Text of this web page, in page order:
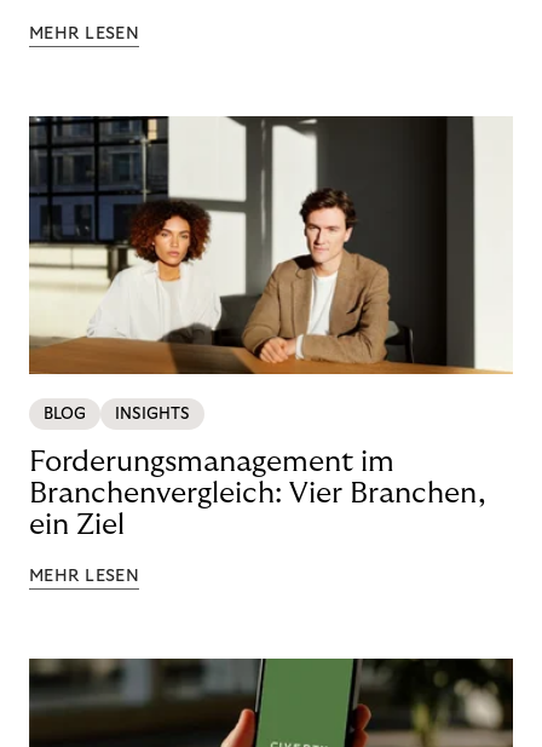
MEHR LESEN
BLOG INSIGHTS
Forderungsmanagement im
Branchenvergleich: Vier Branchen,
ein Ziel
MEHR LESEN